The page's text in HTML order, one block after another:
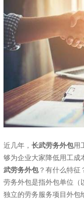
近几年，长武劳务外包用
够为企业大家降低用工成
武劳务外包？有什么特征
劳务外包是指外包单位（
独立的劳务服务项目外包